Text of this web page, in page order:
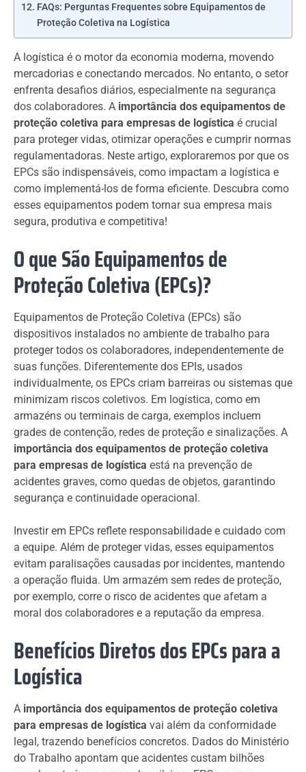
FAQs: Perguntas Frequentes sobre Equipamentos de
Proteção Coletiva na Logística
A logística é o motor da economia moderna, movendo
mercadorias e conectando mercados. No entanto, o setor
enfrenta desafios diários, especialmente na segurança
dos colaboradores. A importância dos equipamentos de
proteção coletiva para empresas de logística é crucial
para proteger vidas, otimizar operações e cumprir normas
regulamentadoras. Neste artigo, exploraremos por que os
EPCs são indispensáveis, como impactam a logística e
como implementá-los de forma eficiente. Descubra como
esses equipamentos podem tornar sua empresa mais
segura, produtiva e competitiva!
O que São Equipamentos de
Proteção Coletiva (EPCs)?
Equipamentos de Proteção Coletiva (EPCs) são
dispositivos instalados no ambiente de trabalho para
proteger todos os colaboradores, independentemente de
suas funções. Diferentemente dos EPIs, usados
individualmente, os EPCs criam barreiras ou sistemas que
minimizam riscos coletivos. Em logística, como em
armazéns ou terminais de carga, exemplos incluem
grades de contenção, redes de proteção e sinalizações. A
importância dos equipamentos de proteção coletiva
para empresas de logística está na prevenção de
acidentes graves, como quedas de objetos, garantindo
segurança e continuidade operacional.
Investir em EPCs reflete responsabilidade e cuidado com
a equipe. Além de proteger vidas, esses equipamentos
evitam paralisações causadas por incidentes, mantendo
a operação fluida. Um armazém sem redes de proteção,
por exemplo, corre o risco de acidentes que afetam a
moral dos colaboradores e a reputação da empresa.
Benefícios Diretos dos EPCs para a
Logística
A importância dos equipamentos de proteção coletiva
para empresas de logística vai além da conformidade
legal, trazendo benefícios concretos. Dados do Ministério
do Trabalho apontam que acidentes custam bilhões